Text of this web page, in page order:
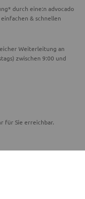
durch eine:n advocado
& schnellen
Weiterleitung an
zwischen 9:00 und
für Sie erreichbar.